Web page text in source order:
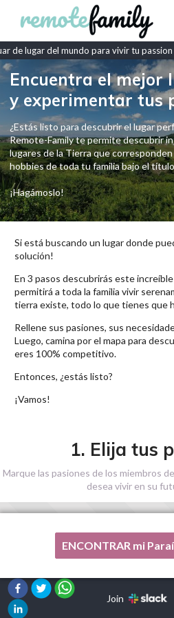
de lugar del mundo para vivir tu passion
Encuentra el mejor
y experimentar tus
¿Estás listo para descubrir el lugar
Remote-Family te permite descubrir
lugares de la Tierra que
hobbies de toda tu familia bajo el título
¡Hagámoslo!
Si está buscando un lugar donde
solución!
En 3 pasos descubrirás este
permitirá a toda la familia vivir
tierra existe, todo lo que tienes que
Rellene sus pasiones, sus
Luego, camina por el mapa para
eres 100% competitivo.
Entonces, ¿estás listo?
¡Vamos!
1. Elija tus
Marque las pasiones de los miembros
desea vivir en su
Una de mis pasiones no está
ENCONTRAR mi
Join